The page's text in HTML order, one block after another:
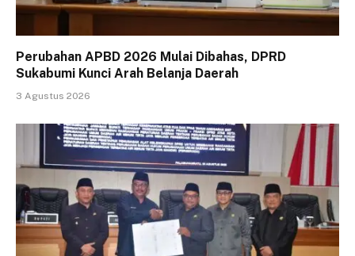
Perubahan APBD 2026 Mulai Dibahas, DPRD
Sukabumi Kunci Arah Belanja Daerah
3 Agustus 2026